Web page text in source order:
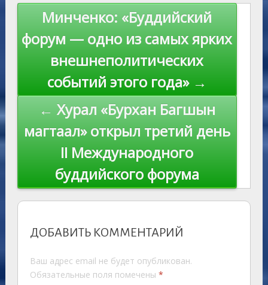
s
ni
ki
n
al
p
n
k
Навигация
по
записям
Минченко: «Буддийский
форум — одно из самых ярких
внешнеполитических
событий этого года» →
← Хурал «Бурхан Багшын
магтаал» открыл третий день
II Международного
буддийского форума
ДОБАВИТЬ КОММЕНТАРИЙ
Ваш адрес email не будет опубликован.
Обязательные поля помечены *